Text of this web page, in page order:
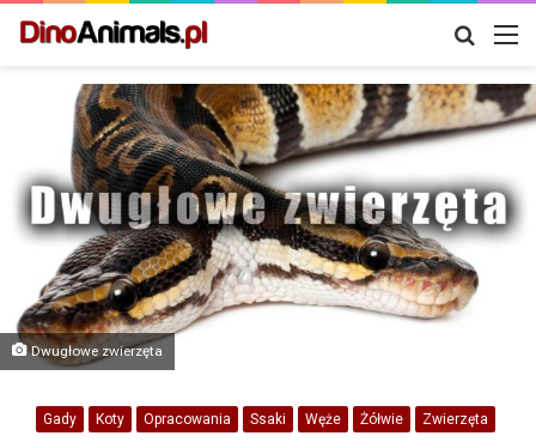
Szukaj
Dwugłowe zwierzęta
Gady Koty Opracowania Ssaki Węże Żółwie Zwierzęta